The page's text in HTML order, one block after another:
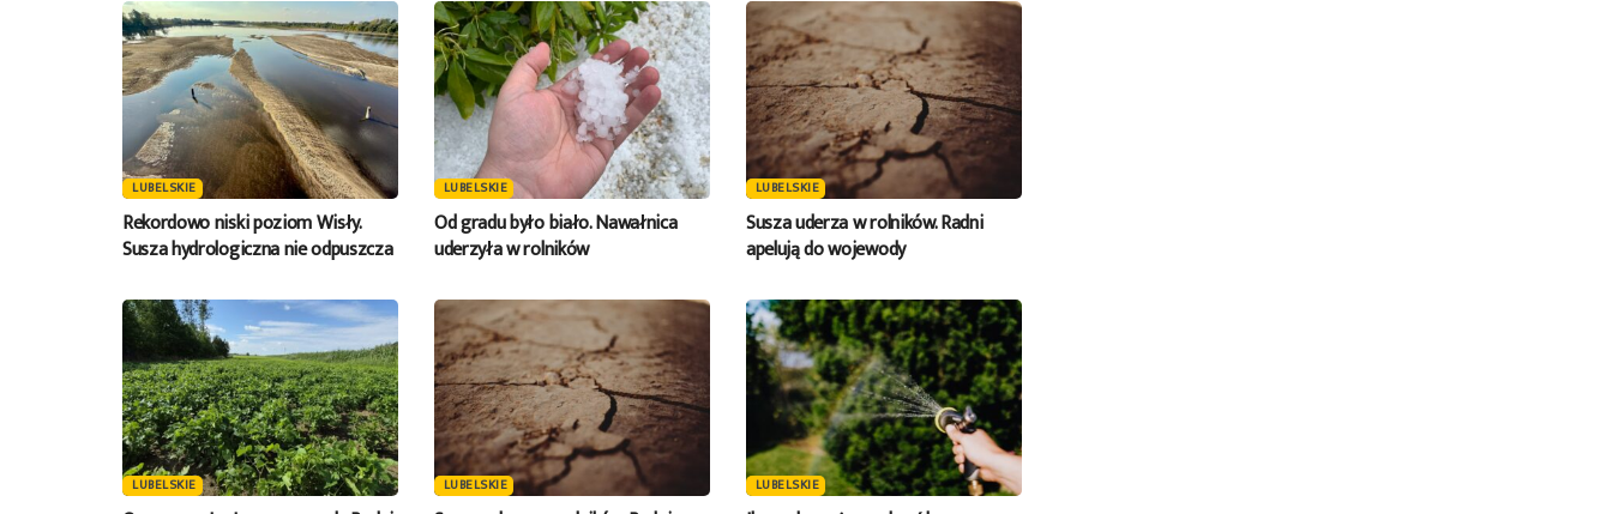
LUBELSKIE
Rekordowo niski poziom Wisły.
Susza hydrologiczna nie odpuszcza
LUBELSKIE
Od gradu było biało. Nawałnica
uderzyła w rolników
LUBELSKIE
Susza uderza w rolników. Radni
apelują do wojewody
LUBELSKIE LUBELSKIE LUBELSKIE